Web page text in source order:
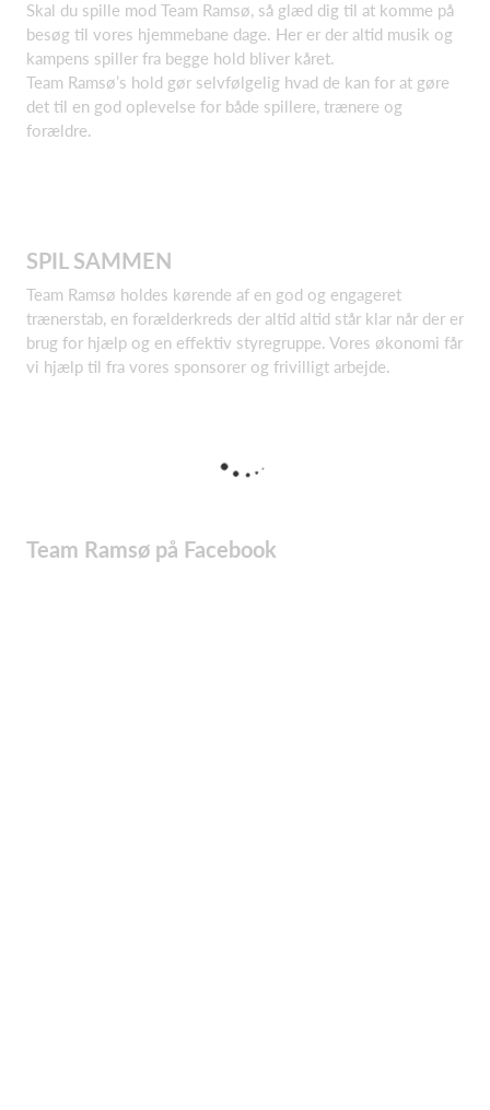
Skal du spille mod Team Ramsø, så glæd dig til at komme på
besøg til vores hjemmebane dage. Her er der altid musik og
kampens spiller fra begge hold bliver kåret.
Team Ramsø’s hold gør selvfølgelig hvad de kan for at gøre
det til en god oplevelse for både spillere, trænere og
forældre.
SPIL SAMMEN
Team Ramsø holdes kørende af en god og engageret
trænerstab, en forælderkreds der altid altid står klar når der er
brug for hjælp og en effektiv styregruppe. Vores økonomi får
vi hjælp til fra vores sponsorer og frivilligt arbejde.
Team Ramsø på Facebook